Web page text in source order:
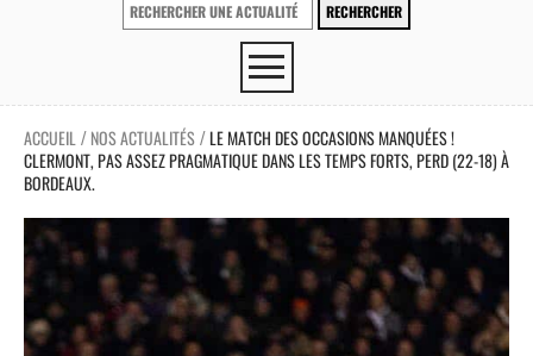
ACCUEIL / NOS ACTUALITÉS /LE MATCH DES OCCASIONS MANQUÉES !
CLERMONT, PAS ASSEZ PRAGMATIQUE DANS LES TEMPS FORTS, PERD (22-18) À
BORDEAUX.